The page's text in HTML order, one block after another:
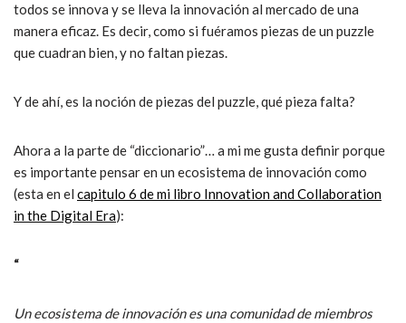
todos se innova y se lleva la innovación al mercado de una
manera eficaz. Es decir, como si fuéramos piezas de un puzzle
que cuadran bien, y no faltan piezas.
Y de ahí, es la noción de piezas del puzzle, qué pieza falta?
Ahora a la parte de “diccionario”… a mi me gusta definir porque
es importante pensar en un ecosistema de innovación como
(esta en el capitulo 6 de mi libro Innovation and Collaboration
in the Digital Era):
“
Un ecosistema de innovación es una comunidad de miembros